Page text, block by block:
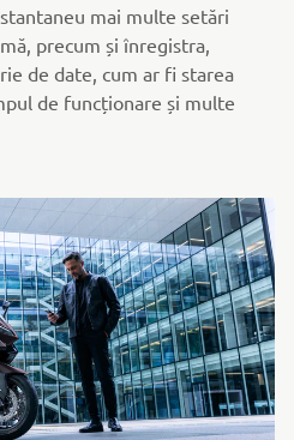
mai multe setări
precum și înregistra,
de date, cum ar fi starea
de funcționare și multe